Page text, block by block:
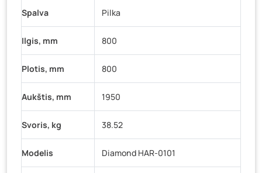
Spalva Pilka
Ilgis, mm 800
Plotis, mm 800
Aukštis, mm 1950
Svoris, kg 38.52
Modelis Diamond HAR-0101